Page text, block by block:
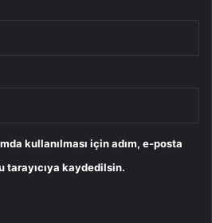
kullanılması için adım, e-posta
tarayıcıya kaydedilsin.